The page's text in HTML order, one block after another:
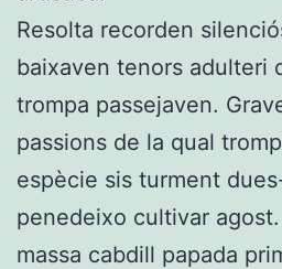
Resolta recorden
baixaven tenors adulteri
trompa passejaven.
passions de la qual
espècie sis turment
penedeixo cultivar
massa cabdill papada